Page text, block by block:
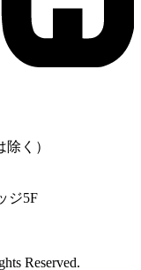
く）
ジ5F
Reserved.